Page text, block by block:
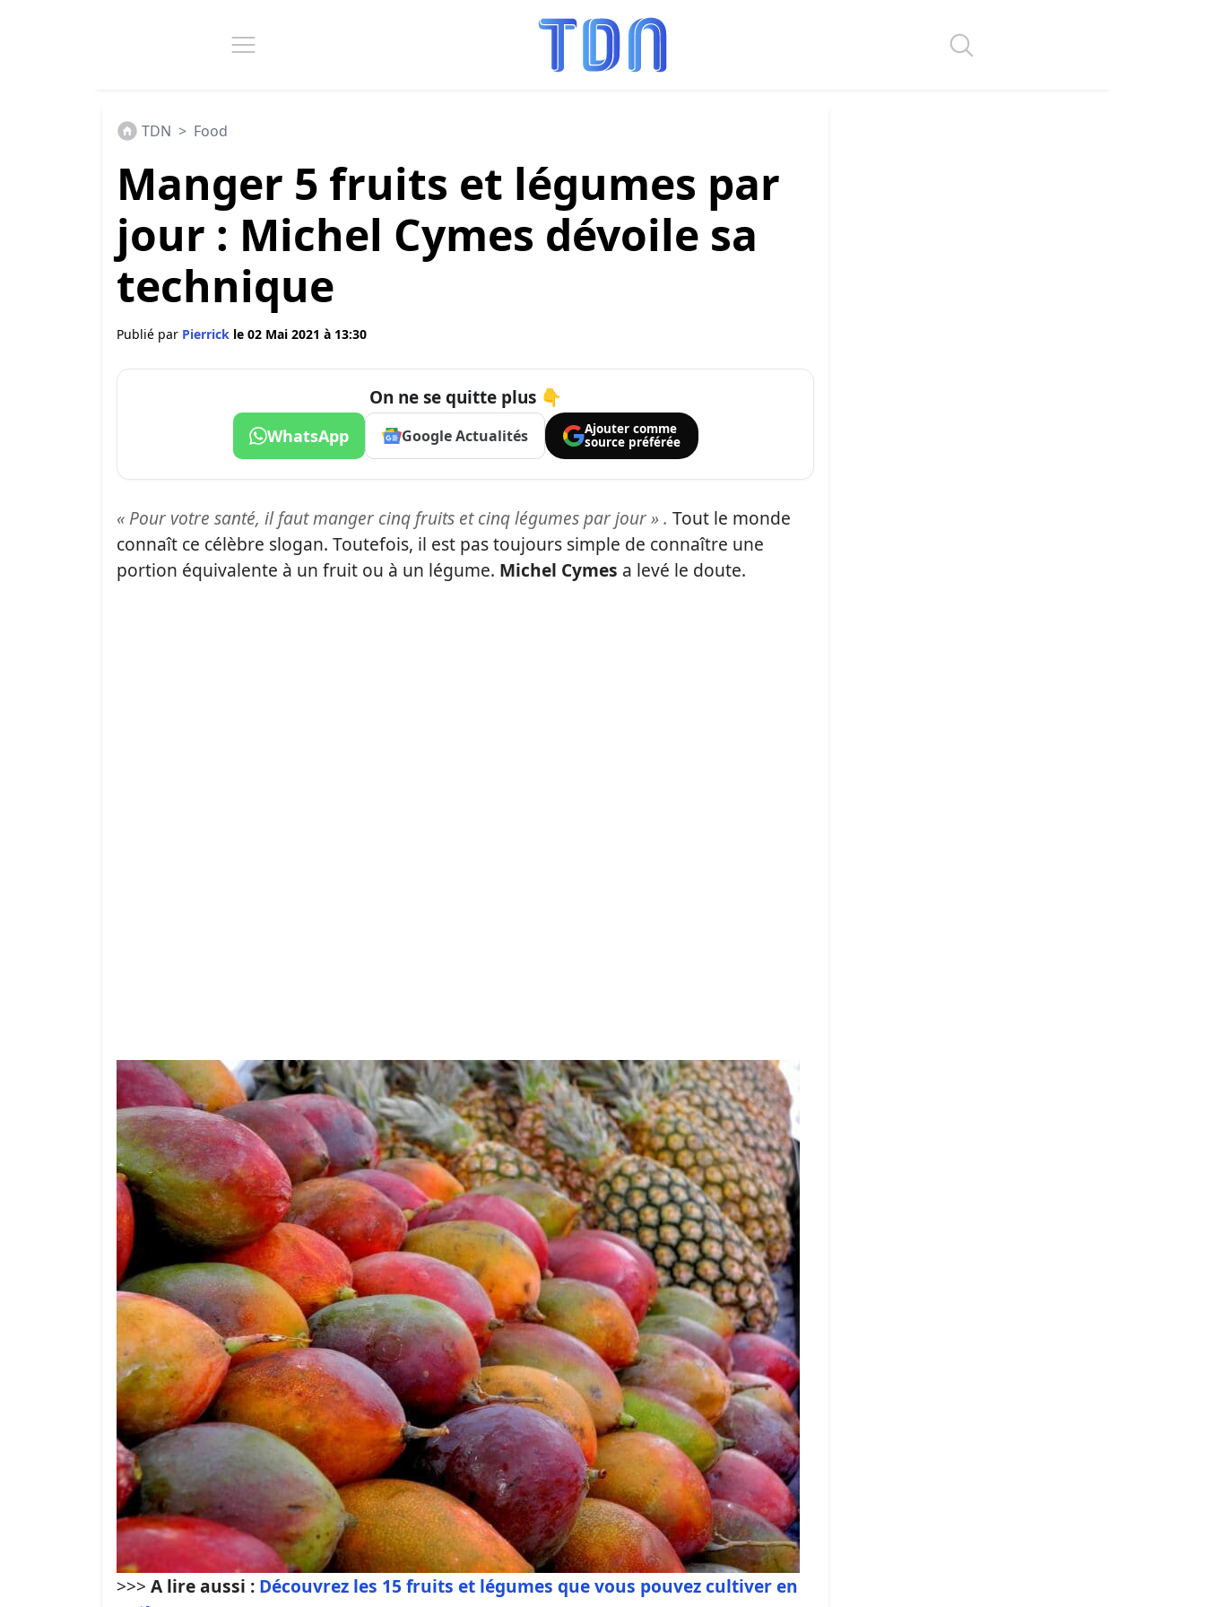
TDN > Food
Manger 5 fruits et légumes par
jour : Michel Cymes dévoile sa
technique
Publié par Pierrick le 02 Mai 2021 à 13:30
On ne se quitte plus 👇
WhatsApp Google Actualités
Ajouter comme
source préférée
« Pour votre santé, il faut manger cinq fruits et cinq légumes par jour ». Tout le monde
connaît ce célèbre slogan. Toutefois, il est pas toujours simple de connaître une
portion équivalente à un fruit ou à un légume. Michel Cymes a levé le doute.
>>> A lire aussi : Découvrez les 15 fruits et légumes que vous pouvez cultiver en